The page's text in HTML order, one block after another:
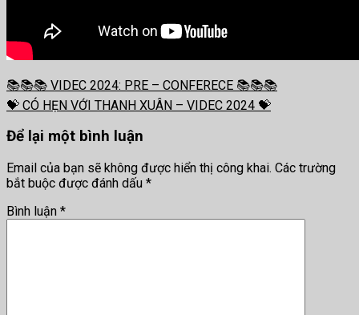
📚📚📚 VIDEC 2024: PRE – CONFERECE 📚📚📚
💝 CÓ HẸN VỚI THANH XUÂN – VIDEC 2024 💝
Để lại một bình luận
Email của bạn sẽ không được hiển thị công khai. Các trường
bắt buộc được đánh dấu *
Bình luận *